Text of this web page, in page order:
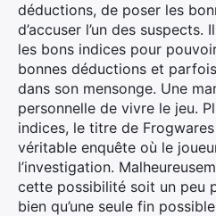
déductions, de poser les
d’accuser l’un des
les bons indices pour
bonnes déductions et
dans son mensonge. Une
personnelle de vivre le jeu.
indices, le titre de
véritable enquête où le
l’investigation.
cette possibilité soit un peu
bien qu’une seule fin